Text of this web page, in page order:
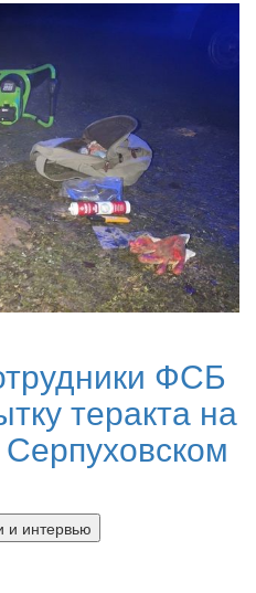
ФСБ
теракта на
и интервью